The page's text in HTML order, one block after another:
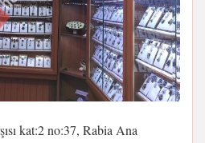
kat:2 no:37, Rabia Ana